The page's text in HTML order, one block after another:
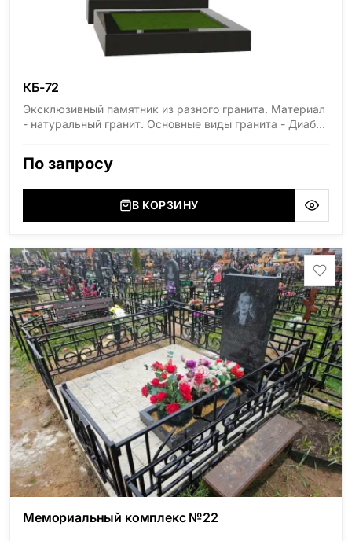
КБ-72
Эксклюзивный памятник из разного гранита. Материал
- натуральный гранит. Основные виды гранита - Диабаз
(Украина, Житомерская область), Лабродарит
(Украина, Житомерская область), Сюксюансаари
(Россия, Карелия), Амфиболит (Россия, Мурманская
минимальные стандартные размеры. [wpforms
id="13534"]
По запросу
В КОРЗИНУ
Мемориальный комплекс №22